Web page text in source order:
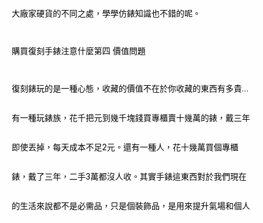
大廠家硬貨的不同之處，學學仿錶知識也不錯的呢。
購買復刻手錶注意什麼第四 價值問題
復刻錶玩的是一種心態，收藏的價值不在於你收藏的東西有多貴…
有一種玩錶族，花千把元到幾千塊錢買專櫃賣十幾萬的錶，戴三年
即使丟掉，每天成本不足2元。還有一種人，花十幾萬買個專櫃
錶，戴了三年，二手3萬都沒人收。其實手錶這東西對於我們現在
的生活來說都不是必需品，只是個裝飾品，是用來提升氣場和個人